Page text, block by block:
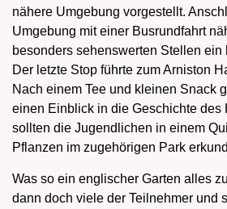
nähere Umgebung vorgestellt.
Umgebung mit einer Busrundfahrt
besonders sehenswerten Stellen ein
Der letzte Stop führte zum Arniston
Nach einem Tee und kleinen Snack
einen Einblick in die Geschichte des
sollten die Jugendlichen in einem
Pflanzen im zugehörigen Park
Was so ein englischer Garten alles
dann doch viele der Teilnehmer und